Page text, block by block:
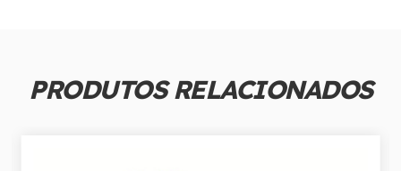
PRODUTOS RELACIONADOS